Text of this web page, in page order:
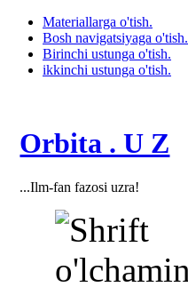
Materiallarga o'tish.
Bosh navigatsiyaga o'tish.
Birinchi ustunga o'tish.
ikkinchi ustunga o'tish.
Orbita . U Z
...Ilm-fan fazosi uzra!